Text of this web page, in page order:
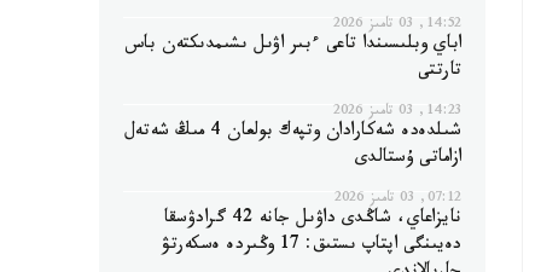
14:52, 03 تامىز 2026
اباي وبلىسىندا تاعى ءبىر اۋىل ىشىمدىكتەن باس
تارتتى
14:23, 03 تامىز 2026
شىلدەدە شەكارادان وتپەك بولعان 4 مىڭ شەتەل
ازاماتى ۇستالدى
07:12, 03 تامىز 2026
نايزاعاي، شاڭدى داۋىل جانە 42 گرادۋسقا
دەيىنگى اپتاپ ىستىق: 17 وڭىردە ەسكەرتۋ